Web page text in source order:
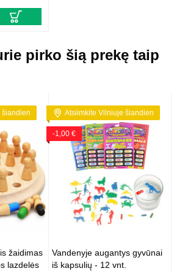
pirko šią prekę taip
šiandien
žaidimas
lazdelės
Atsiimkite Vilniuje šiandien
-1,00 €
Vandenyje augantys gyvūnai
iš kapsulių - 12 vnt.